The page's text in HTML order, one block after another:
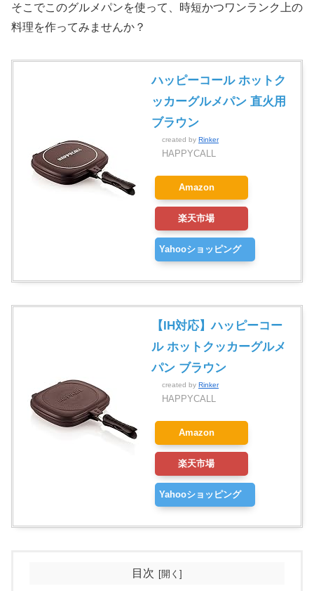
そこでこのグルメパンを使って、時短かつワンランク上の
料理を作ってみませんか？
ハッピーコール ホットク
ッカーグルメパン 直火用
ブラウン
created by Rinker
HAPPYCALL
Amazon
楽天市場
Yahooショッピング
【IH対応】ハッピーコー
ル ホットクッカーグルメ
パン ブラウン
created by Rinker
HAPPYCALL
Amazon
楽天市場
Yahooショッピング
目次